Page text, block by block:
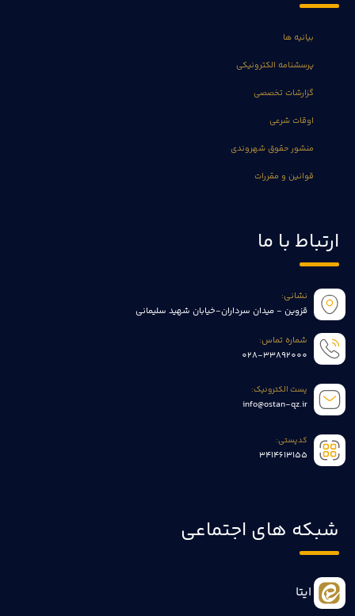
بیانیه ها
پرسشنامه الکترونیکی
گزارشات تخصصی
اوقات شرعی
منشور حقوق شهروندی
قوانین و مقررات
ارتباط با ما
نشانی:
قزوین - میدان سرداران-خیابان شهید سلیمانی
شماره تماس:
028-33892000
پست الکترونیک:
info@ostan-qz.ir
کدپستی:
3414613155
شبکه های اجتماعی
ایتا